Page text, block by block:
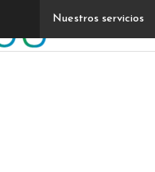
Nuestros servicios
¿Cómo las